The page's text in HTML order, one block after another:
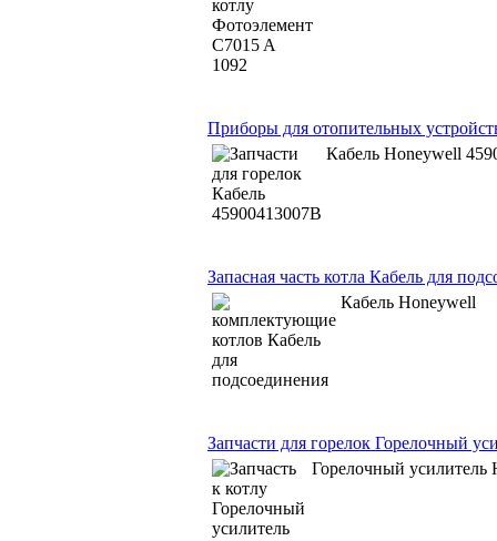
Приборы для отопительных
Кабель Honeywell
Запасная часть котла Кабель для
Кабель Honeywell
Запчасти для горелок Горелочный
Горелочный усилитель